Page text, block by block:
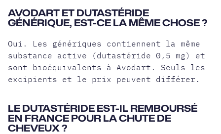
AVODART ET DUTASTÉRIDE
GÉNÉRIQUE, EST-CE LA MÊME CHOSE ?
Oui. Les génériques contiennent la même
substance active (dutastéride 0,5 mg) et
sont bioéquivalents à Avodart. Seuls les
excipients et le prix peuvent différer.
LE DUTASTÉRIDE EST-IL REMBOURSÉ
EN FRANCE POUR LA CHUTE DE
CHEVEUX ?